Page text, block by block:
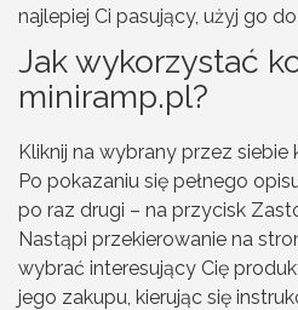
najlepiej Ci pasujący, użyj go
Jak wykorzystać
miniramp.pl?
Kliknij na wybrany przez
Po pokazaniu się pełnego
po raz drugi – na przycisk
Nastąpi przekierowanie na
wybrać interesujący Cię
jego zakupu, kierując się